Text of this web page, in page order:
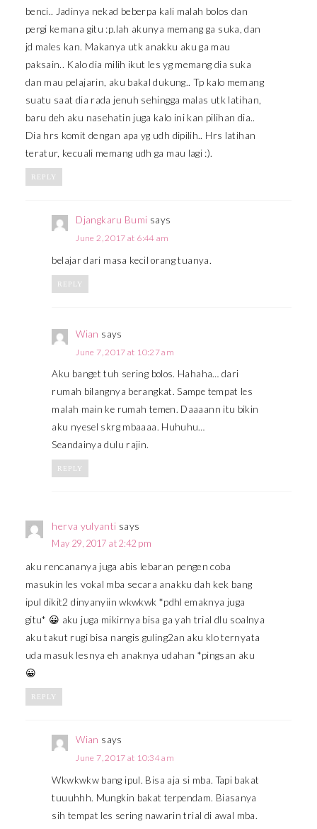
benci.. Jadinya nekad beberpa kali malah bolos dan
pergi kemana gitu :p.lah akunya memang ga suka, dan
jd males kan. Makanya utk anakku aku ga mau
paksain.. Kalo dia milih ikut les yg memang dia suka
dan mau pelajarin, aku bakal dukung.. Tp kalo memang
suatu saat dia rada jenuh sehingga malas utk latihan,
baru deh aku nasehatin juga kalo ini kan pilihan dia..
Dia hrs komit dengan apa yg udh dipilih.. Hrs latihan
teratur, kecuali memang udh ga mau lagi :).
REPLY
Djangkaru Bumi says
June 2, 2017 at 6:44 am
belajar dari masa kecil orang tuanya.
REPLY
Wian says
June 7, 2017 at 10:27 am
Aku banget tuh sering bolos. Hahaha… dari
rumah bilangnya berangkat. Sampe tempat les
malah main ke rumah temen. Daaaann itu bikin
aku nyesel skrg mbaaaa. Huhuhu…
Seandainya dulu rajin.
REPLY
herva yulyanti says
May 29, 2017 at 2:42 pm
aku rencananya juga abis lebaran pengen coba
masukin les vokal mba secara anakku dah kek bang
ipul dikit2 dinyanyiin wkwkwk *pdhl emaknya juga
gitu* 😀 aku juga mikirnya bisa ga yah trial dlu soalnya
aku takut rugi bisa nangis guling2an aku klo ternyata
uda masuk lesnya eh anaknya udahan *pingsan aku
😀
REPLY
Wian says
June 7, 2017 at 10:34 am
Wkwkwkw bang ipul. Bisa aja si mba. Tapi bakat
tuuuhhh. Mungkin bakat terpendam. Biasanya
sih tempat les sering nawarin trial di awal mba.